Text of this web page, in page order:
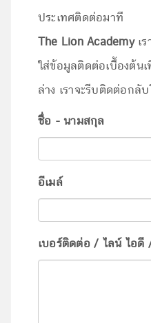
ประเทศติดต่อมาที
The Lion Academy เ
ใส่ข้อมูลติดต่อเบื้องต้น
ล่าง เราจะรีบติดต่อกลับ
ชื่อ - นามสกุล
อีเมล์
เบอร์ติดต่อ / ไลน์ ไอดี